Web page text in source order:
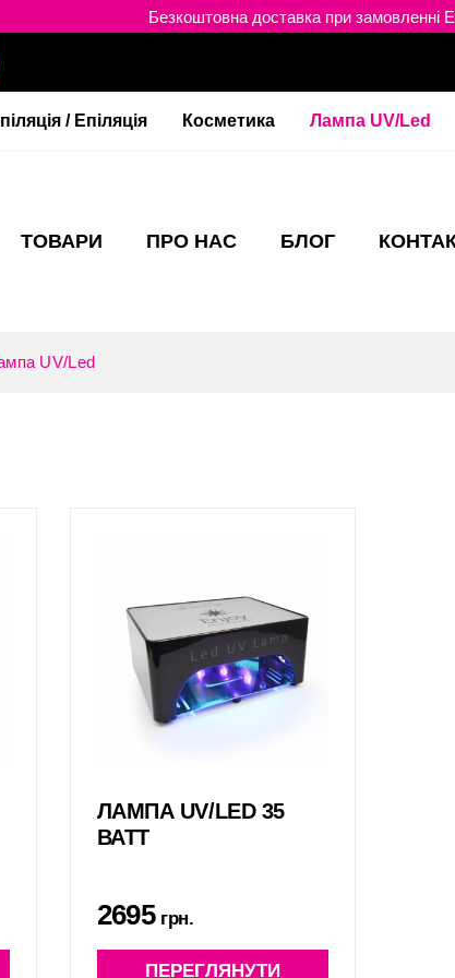
Безкоштовна доставка при замовленні
/ Епіляція Косметика Лампа UV/Led
ТОВАРИ ПРО НАС БЛОГ
UV/Led
ЛАМПА UV/LED 35
ВАТТ
2695грн.
ПЕРЕГЛЯНУТИ